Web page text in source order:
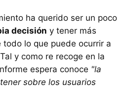
ha querido ser un poco
decisión y tener más
lo que puede ocurrir a
y como re recoge en la
espera conoce "la
sobre los usuarios